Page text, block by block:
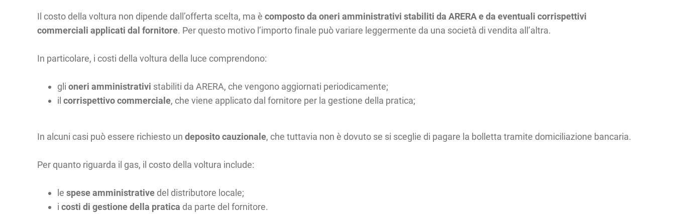
Il costo della voltura non dipende dall’offerta scelta, ma è composto da oneri amministrativi stabiliti da ARERAe da eventuali corrispettivi
commerciali applicati dal fornitore. Per questo motivo l’importo finale può variare leggermente da una società di vendita all’altra.
In particolare, i costi della voltura della luce comprendono:
gli oneri amministrativi stabiliti da ARERA, che vengono aggiornati periodicamente;
il corrispettivo commerciale, che viene applicato dal fornitore per la gestione della pratica;
In alcuni casi può essere richiesto un deposito cauzionale, che tuttavia non è dovuto se si sceglie di pagare la bolletta tramite domiciliazione bancaria.
Per quanto riguarda il gas, il costo della voltura include:
le spese amministrative del distributore locale;
i costi di gestione della pratica da parte del fornitore.